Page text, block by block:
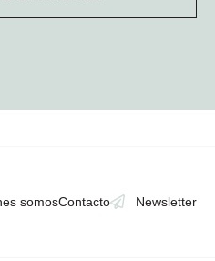
somosContacto Newsletter